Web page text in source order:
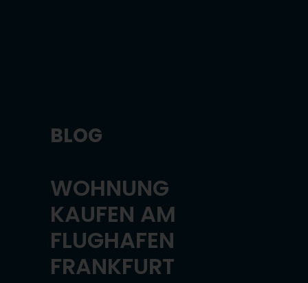
BLOG
WOHNUNG
KAUFEN AM
FLUGHAFEN
FRANKFURT